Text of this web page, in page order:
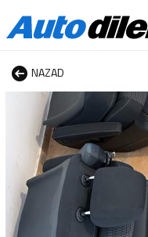
NAZAD